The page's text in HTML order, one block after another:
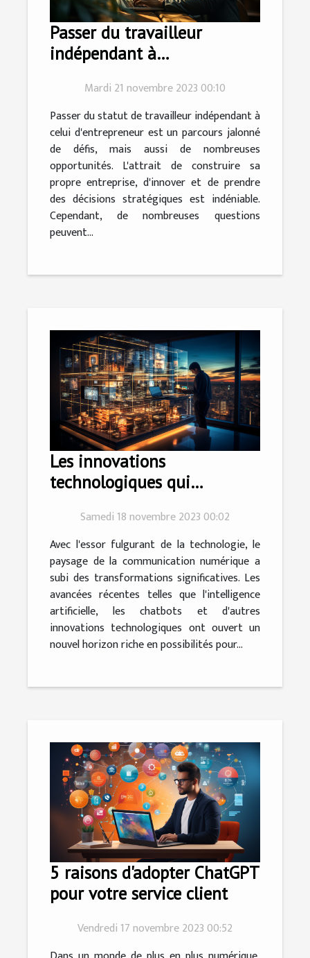
Passer du travailleur
indépendant à
pratiqueMardi 21 novembre 2023 00:10
Passer du statut de travailleur indépendant à
celui d'entrepreneur est un parcours jalonné
de défis, mais aussi de nombreuses
opportunités. L'attrait de construire sa
propre entreprise, d'innover et de prendre
des décisions stratégiques est indéniable.
Cependant, de nombreuses questions
peuvent...
Les innovations
technologiques qui
communication digitale
Samedi 18 novembre 2023 00:02
Avec l'essor fulgurant de la technologie, le
paysage de la communication numérique a
subi des transformations significatives. Les
avancées récentes telles que l'intelligence
artificielle, les chatbots et d'autres
innovations technologiques ont ouvert un
nouvel horizon riche en possibilités pour...
5 raisons d'adopter ChatGPT
pour votre service client
Vendredi 17 novembre 2023 00:52